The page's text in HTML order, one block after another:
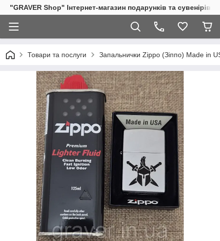
"GRAVER Shop" Інтернет-магазин подарунків та сувенірів
Товари та послуги Запальнички Zippo (Зіппо) Made in